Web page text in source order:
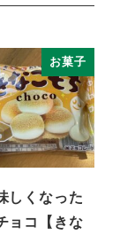
お菓子
しくなった
ョコ【きな